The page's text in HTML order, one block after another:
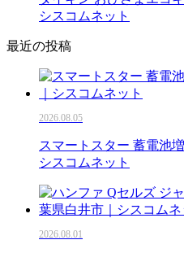
シスコムネット
最近の投稿
2026.08.05
スマートスター 蓄電池
シスコムネット
2026.08.01